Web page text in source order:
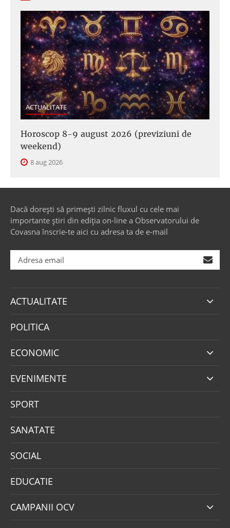
ACTUALITATE
Horoscop 8-9 august 2026 (previziuni de
weekend)
8 aug 2026
Dacă dorești să primești zilnic fluxul cu cele mai
importante știri din ediția on-line a Observatorului de
Covasna înscrie-te aici cu adresa ta de e-mail
ACTUALITATE
POLITICA
ECONOMIC
EVENIMENTE
SPORT
SANATATE
SOCIAL
EDUCATIE
CAMPANII OCV